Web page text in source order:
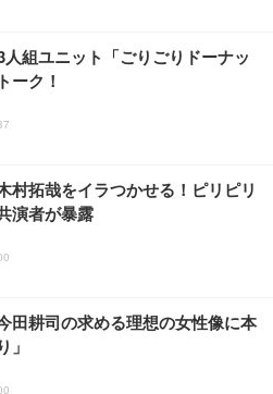
人組ユニット「ごりごりドーナッ
ーク！
村拓哉をイラつかせる！ピリピリ
演者が暴露
田耕司の求める理想の女性像に本
」